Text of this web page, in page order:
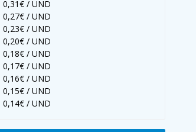
0,31€ / UND
0,27€ / UND
0,23€ / UND
0,20€ / UND
0,18€ / UND
0,17€ / UND
0,16€ / UND
0,15€ / UND
0,14€ / UND